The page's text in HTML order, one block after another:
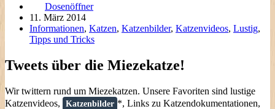
Dosenöffner
11. März 2014
Informationen, Katzen, Katzenbilder, Katzenvideos, Lustig,
Tipps und Tricks
Tweets über die Miezekatze!
Wir twittern rund um Miezekatzen. Unsere Favoriten sind lustige
Katzenvideos,
Katzenbilder *, Links zu Katzendokumentationen,